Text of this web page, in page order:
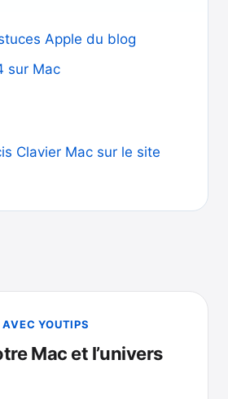
Apple du blog
sur Mac
Clavier Mac sur le site
YOUTIPS
Mac et l’univers